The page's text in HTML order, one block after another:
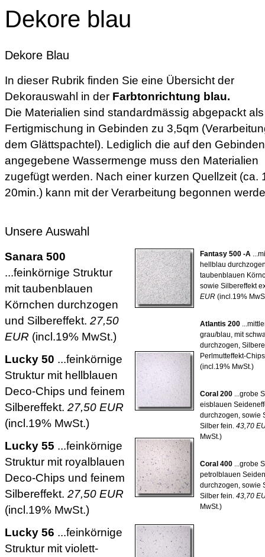
Dekore blau
Dekore Blau
In dieser Rubrik finden Sie eine Übersicht der
Dekorauswahl in der Farbtonrichtung blau.
Die Materialien sind standardmässig abgepackt als
Fertigmischung in Gebinden zu 3,5qm
dem Glättspachtel). Lediglich die auf den Gebinden
angegebene Wassermenge muss den Materialien
zugefügt werden. Nach einer kurzen Quellzeit (ca.
20min.) kann mit der Verarbeitung begonnen
Unsere Auswahl
Sanara 500
...feinkörnige Struktur
mit taubenblauen
Körnchen durchzogen
und Silbereffekt. 27,50
EUR (incl.19% MwSt.)
Lucky 50 ...feinkörnige
Struktur mit hellblauen
Deco-Chips und feinem
Silbereffekt. 27,50 EUR
(incl.19% MwSt.)
Lucky 55 ...feinkörnige
Struktur mit royalblauen
Deco-Chips und feinem
Silbereffekt. 27,50 EUR
(incl.19% MwSt.)
Lucky 56 ...feinkörnige
Struktur mit violett-
Fantasy 500 -A
hellblau
taubenblauen
sowie Silbereffekt
EUR (incl.19%
Atlantis 200
grau/blau, mit
durchzogen,
Perlmutteffekt-
(incl.19% MwSt.)
Coral 200 ...grobe
eisblauen
durchzogen, sowie
Silber fein. 43,70
MwSt.)
Coral 400 ...grobe
petrolblauen
durchzogen, sowie
Silber fein. 43,70
MwSt.)